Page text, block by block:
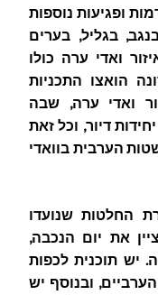
ופגיעות נוספות
בגליל, בערים
ואדי ערה כולו
הואצו התכניות
ואדי ערה, שבה
מיועדים להיות לא פחות מ-20,000 יחידות דיור, וכל זאת
הערבית בוואדי
החלטות שנועדו
את יום הנכבה,
יש תוכנית לכפות
ובנוסף יש